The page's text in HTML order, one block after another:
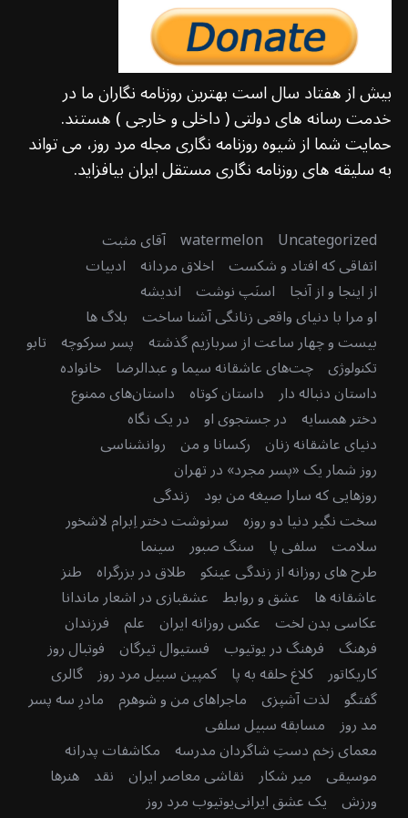
بیش از هفتاد سال است بهترین روزنامه نگاران ما در
خدمت رسانه های دولتی ( داخلی و خارجی ) هستند.
حمایت شما از شیوه روزنامه نگاری مجله مرد روز، می تواند
به سلیقه های روزنامه نگاری مستقل ایران بیافزاید.
Uncategorized
watermelon آقای مثبت
اتفاقی که افتاد و شکست اخلاق مردانه ادبیات
از اینجا و از آنجا اسنَپ نوشت اندیشه
او مرا با دنیای واقعی زنانگی آشنا ساخت بلاگ ها
بیست و چهار ساعت از سربازیم گذشته پسر سرکوچه تابو
تکنولوژی چت‌های عاشقانه سیما و عبدالرضا خانواده
داستان دنباله دار داستان کوتاه داستان‌های ممنوع
دختر همسایه در جستجوی او در یک نگاه
دنیای عاشقانه زنان رکسانا و من روانشناسی
روز شمار یک «پسر مجرد» در تهران
روزهایی که سارا صیغه من بود زندگی
سخت نگیر دنیا دو روزه سرنوشت دختر اِبرام لاشخور
سلامت سلفی پا سنگ صبور سینما
طرح های روزانه از زندگی عینکو طلاق در بزرگراه طنز
عاشقانه ها عشق و روابط عشقبازی در اشعار ماندانا
عکاسی بدن لخت عکس روزانه ایران علم فرزندان
فرهنگ فرهنگ در یوتیوب فستیوال تیرگان فوتبال روز
کاریکاتور کلاغ حلقه به پا کمپین سبیل مرد روز گالری
گفتگو لذت آشپزی ماجراهای من و شوهرم مادرِ سه پسر
مد روز مسابقه سبیل سلفی
معمای زخم دستِ شاگردان مدرسه مکاشفات پدرانه
موسیقی میر شکار نقاشی معاصر ایران نقد هنرها
ورزش یک عشق ایرانییوتیوب مرد روز